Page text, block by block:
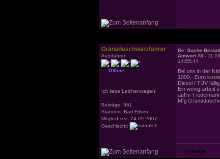
Granadaschwarzfahrer
Autofahrer
Offline
Ich liebe Leichenwagen!
Beiträge: 361
Standort: Bad Eilsen
Mitglied seit: 24.09.2007
Geschlecht:
Re: Suche
Antwort #8 -
14:55:44
Bei uns in der
1000,- Euro
Diesel / TÜV
Ein wenig arbeit
auf'm
Mfg